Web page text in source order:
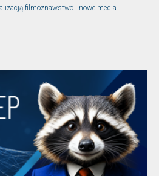
filmoznawstwo i nowe media.